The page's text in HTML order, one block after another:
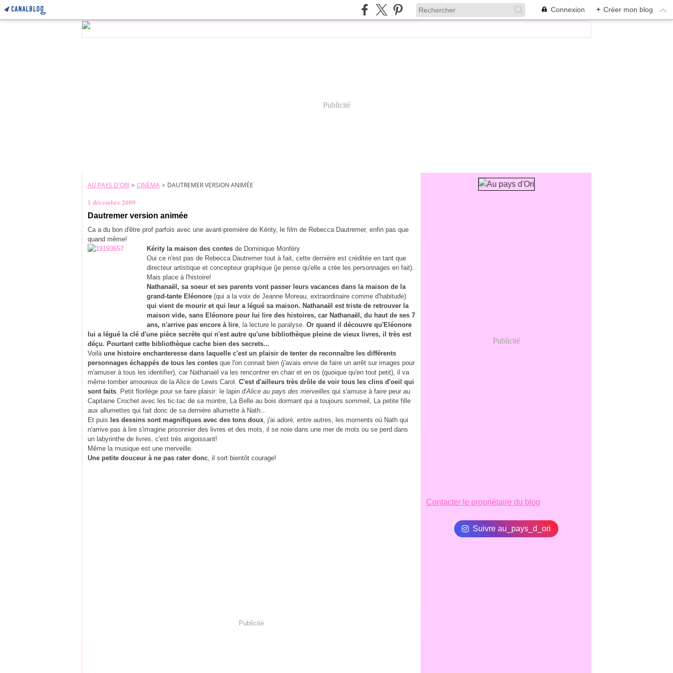
Connexion + Créer mon blog
Publicité
AU PAYS D'ORI > CINÉMA > DAUTREMER VERSION ANIMÉE
1 décembre 2009
Dautremer version animée
Ca a du bon d'être prof parfois avec une avant-première de Kérity, le film de Rebecca Dautremer, enfin pas que
quand même!
Kérity la maison des contes de Dominique Monféry
Oui ce n'est pas de Rebecca Dautremer tout à fait, cette dernière est créditée en tant que
directeur artistique et concepteur graphique (je pense qu'elle a crée les personnages en fait).
Mais place à l'histoire!
Nathanaël, sa soeur et ses parents vont passer leurs vacances dans la maison de la
grand-tante Eléonore (qui a la voix de Jeanne Moreau, extraordinaire comme d'habitude)
qui vient de mourir et qui leur a légué sa maison. Nathanaël est triste de retrouver la
maison vide, sans Eléonore pour lui lire des histoires, car Nathanaël, du haut de ses 7
ans, n'arrive pas encore à lire, la lecture le paralyse. Or quand il découvre qu'Eléonore
lui a légué la clé d'une pièce secrète qui n'est autre qu'une bibliothèque pleine de vieux livres, il très est
déçu. Pourtant cette bibliothèque cache bien des secrets...
Voilà une histoire enchanteresse dans laquelle c'est un plaisir de tenter de reconnaître les différents
personnages échappés de tous les contes que l'on connait bien (j'avais envie de faire un arrêt sur images pour
m'amuser à tous les identifier), car Nathanaël va les rencontrer en chair et en os (quoique qu'en tout petit), il va
même tomber amoureux de la Alice de Lewis Carol. C'est d'ailleurs très drôle de voir tous les clins d'oeil qui
sont faits. Petit florilège pour se faire plaisir: le lapin d'Alice au pays des merveilles qui s'amuse à faire peur au
Capitaine Crochet avec les tic-tac de sa montre, La Belle au bois dormant qui a toujours sommeil, La petite fille
aux allumettes qui fait donc de sa dernière allumette à Nath...
Et puis les dessins sont magnifiques avec des tons doux, j'ai adoré, entre autres, les moments où Nath qui
n'arrive pas à lire s'imagine prisonnier des livres et des mots, il se noie dans une mer de mots ou se perd dans
un labyrinthe de livres, c'est très angoissant!
Même la musique est une merveille.
Une petite douceur à ne pas rater donc, il sort bientôt courage!
Publicité
Publicité
Contacter le propriétaire du blog
Suivre au_pays_d_ori